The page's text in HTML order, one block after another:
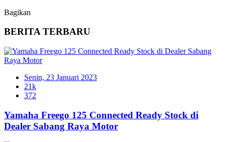
Bagikan
BERITA TERBARU
Senin, 23 Januari 2023
21k
372
Yamaha Freego 125 Connected Ready Stock di
Dealer Sabang Raya Motor